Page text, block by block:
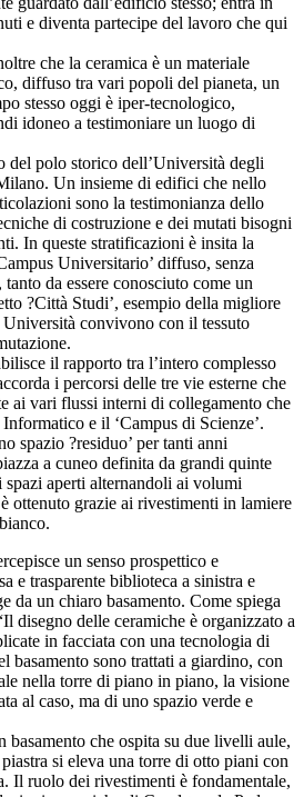
e diventa partecipe del lavoro che qui
che la ceramica è un materiale
diffuso tra vari popoli del pianeta, un
stesso oggi è iper-tecnologico,
idoneo a testimoniare un luogo di
del polo storico dell’Università degli
Un insieme di edifici che nello
sono la testimonianza dello
di costruzione e dei mutati bisogni
In queste stratificazioni è insita la
Universitario’ diffuso, senza
da essere conosciuto come un
?Città Studi’, esempio della migliore
convivono con il tessuto
il rapporto tra l’intero complesso
i percorsi delle tre vie esterne che
ai vari flussi interni di collegamento che
e il ‘Campus di Scienze’.
spazio ?residuo’ per tanti anni
a cuneo definita da grandi quinte
aperti alternandoli ai volumi
ottenuto grazie ai rivestimenti in lamiere
un senso prospettico e
e trasparente biblioteca a sinistra e
da un chiaro basamento. Come spiega
disegno delle ceramiche è organizzato a
in facciata con una tecnologia di
basamento sono trattati a giardino, con
nella torre di piano in piano, la visione
al caso, ma di uno spazio verde e
basamento che ospita su due livelli aule,
si eleva una torre di otto piani con
Il ruolo dei rivestimenti è fondamentale,